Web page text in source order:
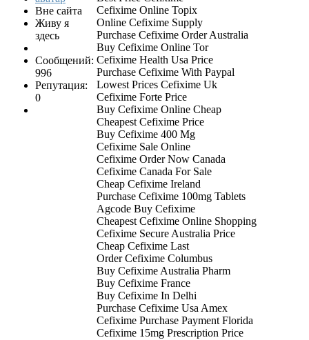
Вне сайта
Живу я
здесь
Сообщений:
996
Репутация:
0
Cefixime Online Topix
Online Cefixime Supply
Purchase Cefixime Order Australia
Buy Cefixime Online Tor
Cefixime Health Usa Price
Purchase Cefixime With Paypal
Lowest Prices Cefixime Uk
Cefixime Forte Price
Buy Cefixime Online Cheap
Cheapest Cefixime Price
Buy Cefixime 400 Mg
Cefixime Sale Online
Cefixime Order Now Canada
Cefixime Canada For Sale
Cheap Cefixime Ireland
Purchase Cefixime 100mg Tablets
Agcode Buy Cefixime
Cheapest Cefixime Online Shopping
Cefixime Secure Australia Price
Cheap Cefixime Last
Order Cefixime Columbus
Buy Cefixime Australia Pharm
Buy Cefixime France
Buy Cefixime In Delhi
Purchase Cefixime Usa Amex
Cefixime Purchase Payment Florida
Cefixime 15mg Prescription Price